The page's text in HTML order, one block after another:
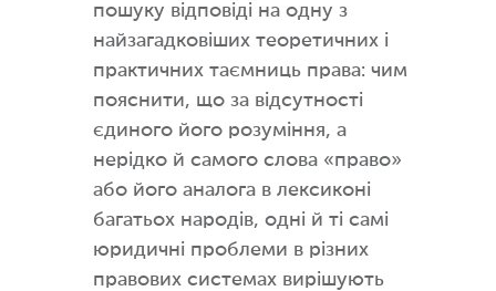
пошуку відповіді на одну з
найзагадковіших теоретичних і
практичних таємниць права: чим
пояснити, що за відсутності
єдиного його розуміння, а
нерідко й самого слова «право»
або його аналога в лексиконі
багатьох народів, одні й ті самі
юридичні проблеми в різних
правових системах вирішують